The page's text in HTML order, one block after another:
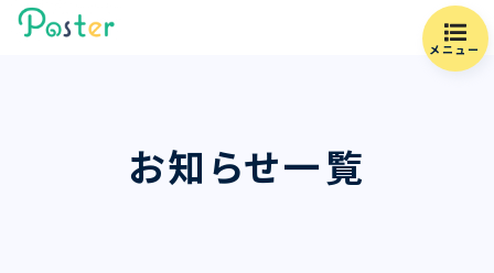
メニュー
お知らせ一覧